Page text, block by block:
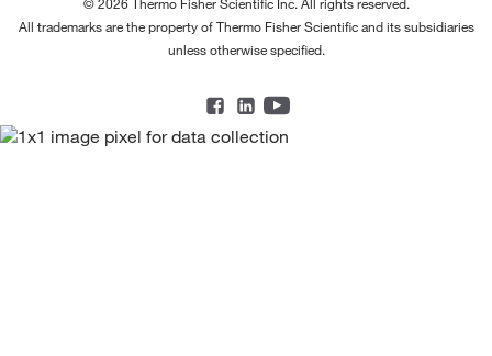
All trademarks are the property of Thermo Fisher Scientific and its subsidiaries
unless otherwise specified.